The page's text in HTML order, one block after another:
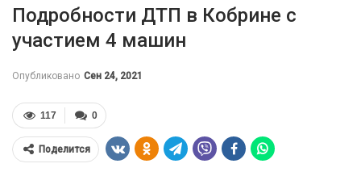
Подробности ДТП в Кобрине с
участием 4 машин
Опубликовано Сен 24, 2021
0
117
Поделится